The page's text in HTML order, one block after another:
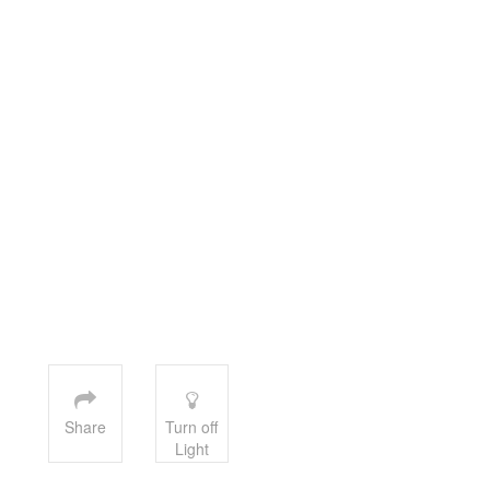
Share
Turn off
Light